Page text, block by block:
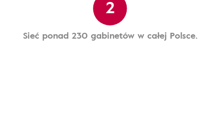
2
Sieć ponad 230 gabinetów w całej Polsce.